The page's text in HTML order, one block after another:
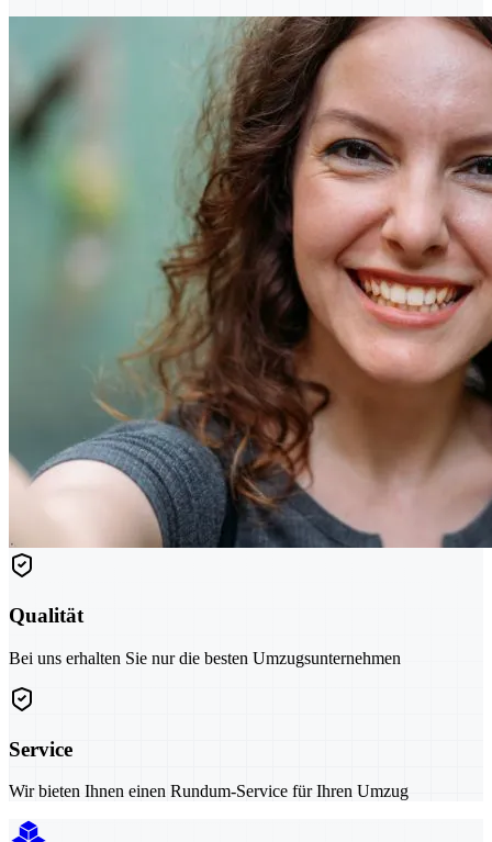
Qualität
Bei uns erhalten Sie nur die besten Umzugsunternehmen
Service
Wir bieten Ihnen einen Rundum-Service für Ihren Umzug